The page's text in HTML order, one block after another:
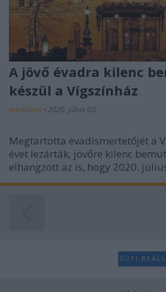
A jövő évadra kilenc
készül a Vígszínház
mtothorsi • 2020. július 03.
Megtartotta évadismertetőjét a
évet lezárták, jövőre kilenc
elhangzott az is, hogy 2020.
SÜTI